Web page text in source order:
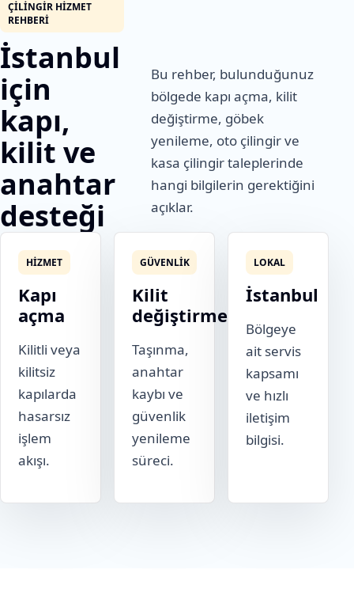
ÇILINGIR HIZMET
REHBERI
İstanbul
için
kapı,
kilit ve
anahtar
desteği
Bu rehber, bulunduğunuz
bölgede kapı açma, kilit
değiştirme, göbek
yenileme, oto çilingir ve
kasa çilingir taleplerinde
hangi bilgilerin gerektiğini
açıklar.
HIZMET
Kapı
açma
Kilitli veya
kilitsiz
kapılarda
hasarsız
işlem
akışı.
GÜVENLIK
Kilit
değiştirme
Taşınma,
anahtar
kaybı ve
güvenlik
yenileme
süreci.
LOKAL
İstanbul
Bölgeye
ait servis
kapsamı
ve hızlı
iletişim
bilgisi.